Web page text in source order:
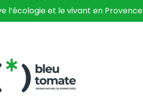
l’écologie et le vivant en Provence